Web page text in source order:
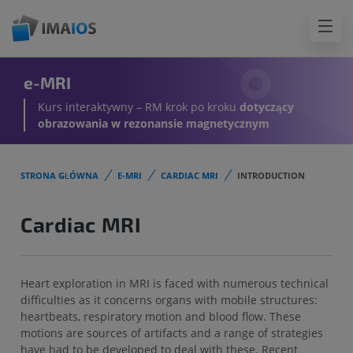
e-MRI
Kurs interaktywny – RM krok po kroku dotyczący
obrazowania w rezonansie magnetycznym
STRONA GŁÓWNA E-MRI CARDIAC MRI INTRODUCTION
Cardiac MRI
Heart exploration in MRI is faced with numerous technical
difficulties as it concerns organs with mobile structures:
heartbeats, respiratory motion and blood flow. These
motions are sources of artifacts and a range of strategies
have had to be developed to deal with these. Recent